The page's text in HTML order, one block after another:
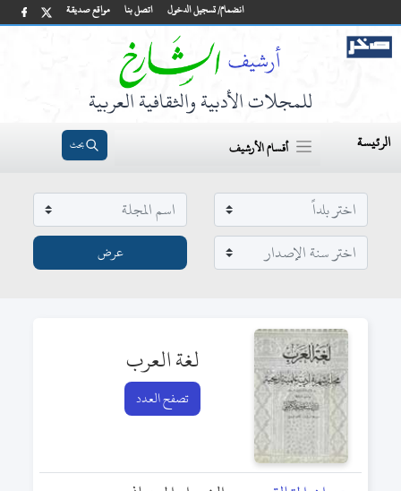
مواقع صديقة اتصل بنا انضمام/ تسجيل الدخول
للمجلات الأدبية والثقافية العربية
الرئيسة أقسام الأرشيف بحث
لغة العرب
تصفح العدد